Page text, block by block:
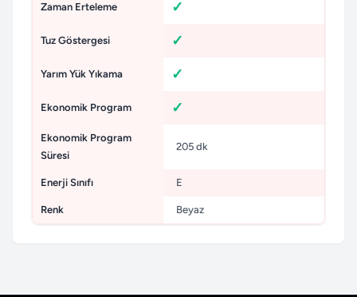
Zaman Erteleme
Tuz Göstergesi
Yarım Yük Yıkama
Ekonomik Program
Ekonomik Program
Süresi
205 dk
Enerji Sınıfı E
Renk Beyaz